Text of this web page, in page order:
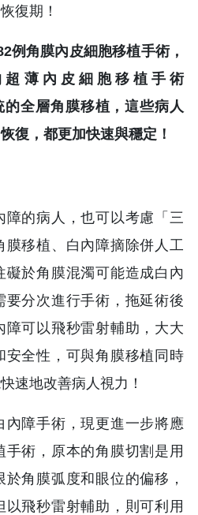
復期！
例角膜內皮細胞移植手術，
薄內皮細胞移植手術
的全層角膜移植，這些病人
復，都更加快速與穩定！
障的病人，也可以考慮「三
移植、白內障摘除併人工
礙於角膜混濁可能造成白內
要分次進行手術，拖延術後
障可以飛秒雷射輔助，大大
安全性，可與角膜移植同時
速地改善病人視力！
內障手術，現更進一步將應
手術，原本的角膜切割是用
角膜弧度和眼位的偏移，
飛秒雷射輔助，則可利用